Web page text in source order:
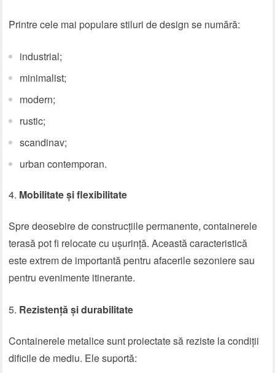
Printre cele mai populare stiluri de design se numără:
industrial;
minimalist;
modern;
rustic;
scandinav;
urban contemporan.
Mobilitate și flexibilitate
Spre deosebire de construcțiile permanente, containerele
terasă pot fi relocate cu ușurință. Această caracteristică
este extrem de importantă pentru afacerile sezoniere sau
pentru evenimente itinerante.
Rezistență și durabilitate
Containerele metalice sunt proiectate să reziste la condiții
dificile de mediu. Ele suportă: